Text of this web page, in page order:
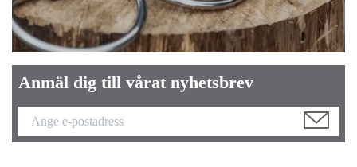
Anmäl dig till vårat nyhetsbrev